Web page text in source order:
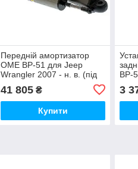
Передній амортизатор
OME BP-51 для Jeep
Wrangler 2007 - н. в. (під
41 805₴
Купити
BP-
3